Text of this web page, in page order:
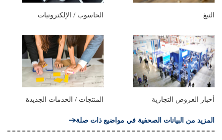
التبغ الحاسوب / الإلكترونيات
أخبار العروض التجارية المنتجات / الخدمات الجديدة
المزيد من البيانات الصحفية في مواضيع ذات صلة